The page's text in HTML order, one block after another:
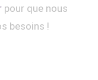
pour que nous
besoins !